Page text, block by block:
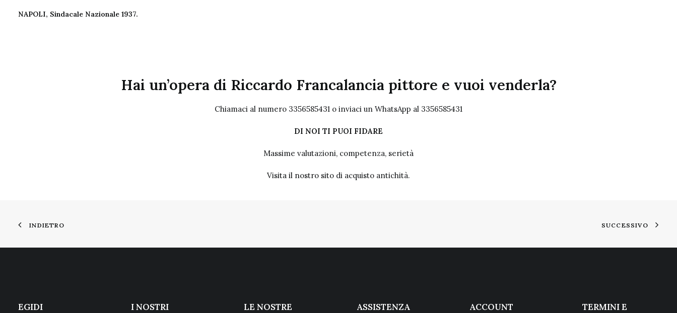
NAPOLI, Sindacale Nazionale 1937.
Hai un’opera di Riccardo Francalancia pittore e vuoi venderla?
Chiamaci al numero 3356585431 o inviaci un WhatsApp al 3356585431
DI NOI TI PUOI FIDARE
Massime valutazioni, competenza, serietà
Visita il nostro sito di acquisto antichità.
INDIETRO SUCCESSIVO
EGIDI
I NOSTRI
LE NOSTRE
ASSISTENZA
ACCOUNT
TERMINI E